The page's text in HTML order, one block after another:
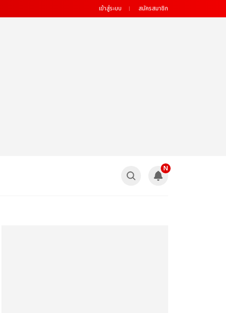
เข้าสู่ระบบ สมัครสมาชิก
N